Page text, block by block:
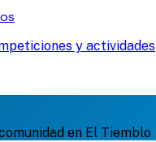
y actividades
en El Tiemblo